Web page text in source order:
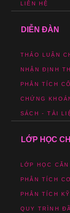
LIÊN HỆ
DIỄN ĐÀN
THẢO LUẬN
NHẬN ĐỊNH
PHÂN TÍCH
CHỨNG
SÁCH - TÀI
LỚP HỌC
LỚP HỌC CĂN
PHÂN TÍCH
PHÂN TÍCH
QUY TRÌNH